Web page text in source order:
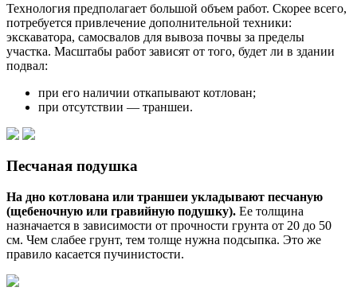
Технология предполагает большой объем работ. Скорее всего,
потребуется привлечение дополнительной техники:
экскаватора, самосвалов для вывоза почвы за пределы
участка. Масштабы работ зависят от того, будет ли в здании
подвал:
при его наличии откапывают котлован;
при отсутствии — траншеи.
Песчаная подушка
На дно котлована или траншеи укладывают песчаную
(щебеночную или гравийную подушку). Ее толщина
назначается в зависимости от прочности грунта от 20 до 50
см. Чем слабее грунт, тем толще нужна подсыпка. Это же
правило касается пучинистости.